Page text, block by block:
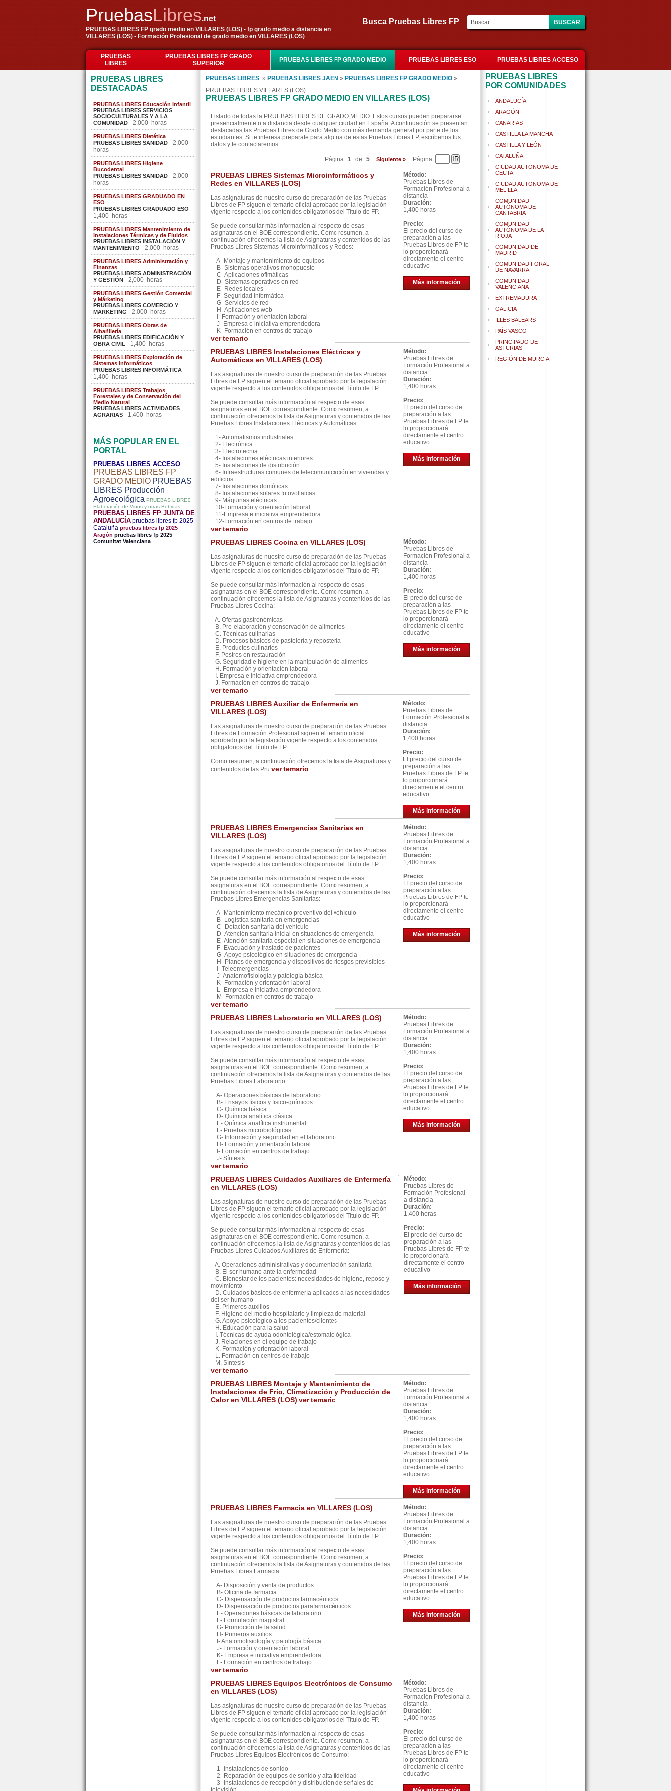
PruebasLibres.net
PRUEBAS LIBRES FP grado medio en VILLARES (LOS) - fp grado medio a distancia en
VILLARES (LOS) - Formación Profesional de grado medio en VILLARES (LOS)
Busca Pruebas Libres FP
PRUEBAS
LIBRES
PRUEBAS LIBRES FP GRADO
SUPERIOR
PRUEBAS LIBRES FP GRADO MEDIO PRUEBAS LIBRES ESO PRUEBAS LIBRES ACCESO
PRUEBAS LIBRES
DESTACADAS
PRUEBAS LIBRES Educación Infantil
PRUEBAS LIBRES SERVICIOS
SOCIOCULTURALES Y A LA
COMUNIDAD - 2,000 horas
PRUEBAS LIBRES Dietética
PRUEBAS LIBRES SANIDAD - 2,000
horas
PRUEBAS LIBRES Higiene
Bucodental
PRUEBAS LIBRES SANIDAD - 2,000
horas
PRUEBAS LIBRES GRADUADO EN
ESO
PRUEBAS LIBRES GRADUADO ESO -
1,400 horas
PRUEBAS LIBRES Mantenimiento de
Instalaciones Térmicas y de Fluidos
PRUEBAS LIBRES INSTALACIÓN Y
MANTENIMIENTO - 2,000 horas
PRUEBAS LIBRES Administración y
Finanzas
PRUEBAS LIBRES ADMINISTRACIÓN
Y GESTIÓN - 2,000 horas
PRUEBAS LIBRES Gestión Comercial
y Márketing
PRUEBAS LIBRES COMERCIO Y
MARKETING - 2,000 horas
PRUEBAS LIBRES Obras de
Albañilería
PRUEBAS LIBRES EDIFICACIÓN Y
OBRA CIVIL - 1,400 horas
PRUEBAS LIBRES Explotación de
Sistemas Informáticos
PRUEBAS LIBRES INFORMÁTICA -
1,400 horas
PRUEBAS LIBRES Trabajos
Forestales y de Conservación del
Medio Natural
PRUEBAS LIBRES ACTIVIDADES
AGRARIAS - 1,400 horas
MÁS POPULAR EN EL
PORTAL
PRUEBAS LIBRES ACCESO
PRUEBAS LIBRES FP
GRADO MEDIO PRUEBAS
LIBRES Producción
Agroecológica PRUEBAS LIBRES
Elaboración de Vinos y otras Bebidas
PRUEBAS LIBRES FP JUNTA DE
ANDALUCÍA pruebas libres fp 2025
Cataluña pruebas libres fp 2025
Aragón pruebas libres fp 2025
Comunitat Valenciana
PRUEBAS LIBRES » PRUEBAS LIBRES JAEN » PRUEBAS LIBRES FP GRADO MEDIO »
PRUEBAS LIBRES VILLARES (LOS)
PRUEBAS LIBRES FP GRADO MEDIO EN VILLARES (LOS)
Listado de todas la PRUEBAS LIBRES DE GRADO MEDIO. Estos cursos pueden prepararse
presencialmente o a distancia desde cualquier ciudad en España. A continuación se presentan
destacadas las Pruebas Libres de Grado Medio con más demanda general por parte de los
estudiantes. Si te interesa preparate para alguna de estas Pruebas Libres FP, escríbenos tus
datos y te contactaremos:
Página 1 de 5 Siguiente » Página:
PRUEBAS LIBRES Sistemas Microinformáticos y
Redes en VILLARES (LOS)
Las asignaturas de nuestro curso de preparación de las Pruebas
Libres de FP siguen el temario oficial aprobado por la legislación
vigente respecto a los contenidos obligatorios del Título de FP.
Se puede consultar más información al respecto de esas
asignaturas en el BOE correspondiente. Como resumen, a
continuación ofrecemos la lista de Asignaturas y contenidos de las
Pruebas Libres Sistemas Microinformáticos y Redes:
A- Montaje y mantenimiento de equipos
B- Sistemas operativos monopuesto
C- Aplicaciones ofimáticas
D- Sistemas operativos en red
E- Redes locales
F- Seguridad informática
G- Servicios de red
H- Aplicaciones web
I- Formación y orientación laboral
J- Empresa e iniciativa emprendedora
K- Formación en centros de trabajo
vertemario
Método:
Pruebas Libres de
Formación Profesional a
distancia
Duración:
1,400 horas
Precio:
El precio del curso de
preparación a las
Pruebas Libres de FP te
lo proporcionará
directamente el centro
educativo
Más información
PRUEBAS LIBRES Instalaciones Eléctricas y
Automáticas en VILLARES (LOS)
Las asignaturas de nuestro curso de preparación de las Pruebas
Libres de FP siguen el temario oficial aprobado por la legislación
vigente respecto a los contenidos obligatorios del Título de FP.
Se puede consultar más información al respecto de esas
asignaturas en el BOE correspondiente. Como resumen, a
continuación ofrecemos la lista de Asignaturas y contenidos de las
Pruebas Libres Instalaciones Eléctricas y Automáticas:
1- Automatismos industriales
2- Electrónica
3- Electrotecnia
4- Instalaciones eléctricas interiores
5- Instalaciones de distribución
6- Infraestructuras comunes de telecomunicación en viviendas y
edificios
7- Instalaciones domóticas
8- Instalaciones solares fotovoltaicas
9- Máquinas eléctricas
10-Formación y orientación laboral
11-Empresa e iniciativa emprendedora
12-Formación en centros de trabajo
vertemario
Método:
Pruebas Libres de
Formación Profesional a
distancia
Duración:
1,400 horas
Precio:
El precio del curso de
preparación a las
Pruebas Libres de FP te
lo proporcionará
directamente el centro
educativo
Más información
PRUEBAS LIBRES Cocina en VILLARES (LOS)
Las asignaturas de nuestro curso de preparación de las Pruebas
Libres de FP siguen el temario oficial aprobado por la legislación
vigente respecto a los contenidos obligatorios del Título de FP.
Se puede consultar más información al respecto de esas
asignaturas en el BOE correspondiente. Como resumen, a
continuación ofrecemos la lista de Asignaturas y contenidos de las
Pruebas Libres Cocina:
A. Ofertas gastronómicas
B. Pre-elaboración y conservación de alimentos
C. Técnicas culinarias
D. Procesos básicos de pastelería y repostería
E. Productos culinarios
F. Postres en restauración
G. Seguridad e higiene en la manipulación de alimentos
H. Formación y orientación laboral
I. Empresa e iniciativa emprendedora
J. Formación en centros de trabajo
vertemario
Método:
Pruebas Libres de
Formación Profesional a
distancia
Duración:
1,400 horas
Precio:
El precio del curso de
preparación a las
Pruebas Libres de FP te
lo proporcionará
directamente el centro
educativo
Más información
PRUEBAS LIBRES Auxiliar de Enfermería en
VILLARES (LOS)
Las asignaturas de nuestro curso de preparación de las Pruebas
Libres de Formación Profesional siguen el temario oficial
aprobado por la legislación vigente respecto a los contenidos
obligatorios del Título de FP.
Como resumen, a continuación ofrecemos la lista de Asignaturas y
contenidos de las Pru vertemario
Método:
Pruebas Libres de
Formación Profesional a
distancia
Duración:
1,400 horas
Precio:
El precio del curso de
preparación a las
Pruebas Libres de FP te
lo proporcionará
directamente el centro
educativo
Más información
PRUEBAS LIBRES Emergencias Sanitarias en
VILLARES (LOS)
Las asignaturas de nuestro curso de preparación de las Pruebas
Libres de FP siguen el temario oficial aprobado por la legislación
vigente respecto a los contenidos obligatorios del Título de FP.
Se puede consultar más información al respecto de esas
asignaturas en el BOE correspondiente. Como resumen, a
continuación ofrecemos la lista de Asignaturas y contenidos de las
Pruebas Libres Emergencias Sanitarias:
A- Mantenimiento mecánico preventivo del vehículo
B- Logística sanitaria en emergencias
C- Dotación sanitaria del vehículo
D- Atención sanitaria inicial en situaciones de emergencia
E- Atención sanitaria especial en situaciones de emergencia
F- Evacuación y traslado de pacientes
G- Apoyo psicológico en situaciones de emergencia
H- Planes de emergencia y dispositivos de riesgos previsibles
I- Teleemergencias
J- Anatomofisiología y patología básica
K- Formación y orientación laboral
L- Empresa e iniciativa emprendedora
M- Formación en centros de trabajo
vertemario
Método:
Pruebas Libres de
Formación Profesional a
distancia
Duración:
1,400 horas
Precio:
El precio del curso de
preparación a las
Pruebas Libres de FP te
lo proporcionará
directamente el centro
educativo
Más información
PRUEBAS LIBRES Laboratorio en VILLARES (LOS)
Las asignaturas de nuestro curso de preparación de las Pruebas
Libres de FP siguen el temario oficial aprobado por la legislación
vigente respecto a los contenidos obligatorios del Título de FP.
Se puede consultar más información al respecto de esas
asignaturas en el BOE correspondiente. Como resumen, a
continuación ofrecemos la lista de Asignaturas y contenidos de las
Pruebas Libres Laboratorio:
A- Operaciones básicas de laboratorio
B- Ensayos físicos y fisico-químicos
C- Química básica
D- Química analítica clásica
E- Química analítica instrumental
F- Pruebas microbiológicas
G- Información y seguridad en el laboratorio
H- Formación y orientación laboral
I- Formación en centros de trabajo
J- Síntesis
vertemario
Método:
Pruebas Libres de
Formación Profesional a
distancia
Duración:
1,400 horas
Precio:
El precio del curso de
preparación a las
Pruebas Libres de FP te
lo proporcionará
directamente el centro
educativo
Más información
PRUEBAS LIBRES Cuidados Auxiliares de Enfermería
en VILLARES (LOS)
Las asignaturas de nuestro curso de preparación de las Pruebas
Libres de FP siguen el temario oficial aprobado por la legislación
vigente respecto a los contenidos obligatorios del Título de FP.
Se puede consultar más información al respecto de esas
asignaturas en el BOE correspondiente. Como resumen, a
continuación ofrecemos la lista de Asignaturas y contenidos de las
Pruebas Libres Cuidados Auxiliares de Enfermería:
A. Operaciones administrativas y documentación sanitaria
B. El ser humano ante la enfermedad
C. Bienestar de los pacientes: necesidades de higiene, reposo y
movimiento
D. Cuidados básicos de enfermería aplicados a las necesidades
del ser humano
E. Primeros auxilios
F. Higiene del medio hospitalario y limpieza de material
G. Apoyo psicológico a los pacientes/clientes
H. Educación para la salud
I. Técnicas de ayuda odontológica/estomatológica
J. Relaciones en el equipo de trabajo
K. Formación y orientación laboral
L. Formación en centros de trabajo
M. Síntesis
vertemario
Método:
Pruebas Libres de
Formación Profesional
a distancia
Duración:
1,400 horas
Precio:
El precio del curso de
preparación a las
Pruebas Libres de FP te
lo proporcionará
directamente el centro
educativo
Más información
PRUEBAS LIBRES Montaje y Mantenimiento de
Instalaciones de Frio, Climatización y Producción de
Calor en VILLARES (LOS) vertemario
Método:
Pruebas Libres de
Formación Profesional a
distancia
Duración:
1,400 horas
Precio:
El precio del curso de
preparación a las
Pruebas Libres de FP te
lo proporcionará
directamente el centro
educativo
Más información
PRUEBAS LIBRES Farmacia en VILLARES (LOS)
Las asignaturas de nuestro curso de preparación de las Pruebas
Libres de FP siguen el temario oficial aprobado por la legislación
vigente respecto a los contenidos obligatorios del Título de FP.
Se puede consultar más información al respecto de esas
asignaturas en el BOE correspondiente. Como resumen, a
continuación ofrecemos la lista de Asignaturas y contenidos de las
Pruebas Libres Farmacia:
A- Disposición y venta de productos
B- Oficina de farmacia
C- Dispensación de productos farmacéuticos
D- Dispensación de productos parafarmacéuticos
E- Operaciones básicas de laboratorio
F- Formulación magistral
G- Promoción de la salud
H- Primeros auxilios
I- Anatomofisiología y patología básica
J- Formación y orientación laboral
K- Empresa e iniciativa emprendedora
L- Formación en centros de trabajo
vertemario
Método:
Pruebas Libres de
Formación Profesional a
distancia
Duración:
1,400 horas
Precio:
El precio del curso de
preparación a las
Pruebas Libres de FP te
lo proporcionará
directamente el centro
educativo
Más información
PRUEBAS LIBRES Equipos Electrónicos de Consumo
en VILLARES (LOS)
Las asignaturas de nuestro curso de preparación de las Pruebas
Libres de FP siguen el temario oficial aprobado por la legislación
vigente respecto a los contenidos obligatorios del Título de FP.
Se puede consultar más información al respecto de esas
asignaturas en el BOE correspondiente. Como resumen, a
continuación ofrecemos la lista de Asignaturas y contenidos de las
Pruebas Libres Equipos Electrónicos de Consumo:
1- Instalaciones de sonido
2- Reparación de equipos de sonido y alta fidelidad
3- Instalaciones de recepción y distribución de señales de
televisión
Método:
Pruebas Libres de
Formación Profesional a
distancia
Duración:
1,400 horas
Precio:
El precio del curso de
preparación a las
Pruebas Libres de FP te
lo proporcionará
directamente el centro
educativo
PRUEBAS LIBRES
POR COMUNIDADES
ANDALUCÍA
ARAGÓN
CANARIAS
CASTILLA LA MANCHA
CASTILLA Y LEÓN
CATALUÑA
CIUDAD AUTONOMA DE
CEUTA
CIUDAD AUTONOMA DE
MELILLA
COMUNIDAD
AUTÓNOMA DE
CANTABRIA
COMUNIDAD
AUTÓNOMA DE LA
RIOJA
COMUNIDAD DE
MADRID
COMUNIDAD FORAL
DE NAVARRA
COMUNIDAD
VALENCIANA
EXTREMADURA
GALICIA
ILLES BALEARS
PAÍS VASCO
PRINCIPADO DE
ASTURIAS
REGIÓN DE MURCIA